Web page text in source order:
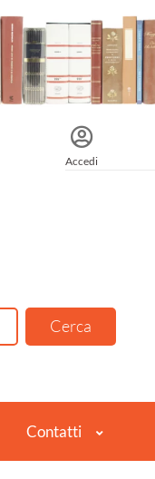
Accedi
Contatti